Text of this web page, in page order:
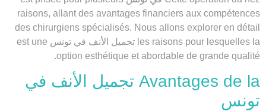
raisons, allant des avantages financiers aux compétences
des chirurgiens spécialisés. Nous allons explorer en détail
les raisons pour lesquelles la تجميل الأنف في تونس est une
option esthétique et abordable de grande qualité.
Avantages de la تجميل الأنف في
تونس